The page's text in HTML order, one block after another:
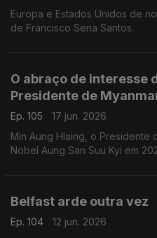
Europa e Estados Unidos de
de Francisco Sena Santos.
O abraço de interesse
Presidente de
Ep. 105
17 jun. 2026
Min Aung Hlaing, o Presidente
Nobel Aung San Suu Kyi em
Belfast arde outra vez
Ep. 104
12 jun. 2026